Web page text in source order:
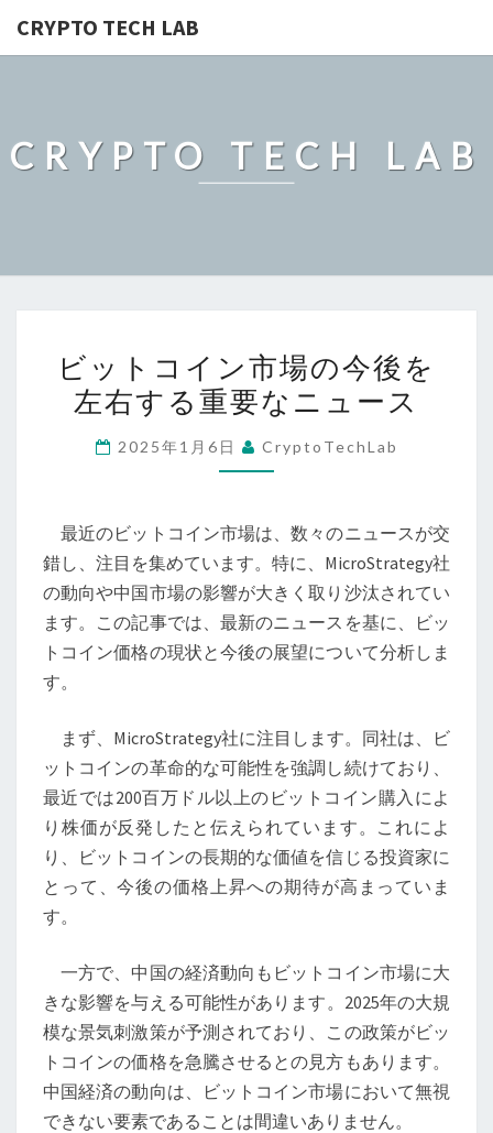
CRYPTO TECH LAB
CRYPTO TECH LAB
ッ
ト
イ
市
場
の
今
後
右
す
る
重
要
ー
ス
ビットコイン市場の今後を
左右する重要なニュース
2025年1月6日 CryptoTechLab
最近のビットコイン市場は、数々のニュースが交
錯し、注目を集めています。特に、MicroStrategy社
の動向や中国市場の影響が大きく取り沙汰されてい
ます。この記事では、最新のニュースを基に、ビッ
トコイン価格の現状と今後の展望について分析しま
す。
まず、MicroStrategy社に注目します。同社は、ビ
ットコインの革命的な可能性を強調し続けており、
最近では200百万ドル以上のビットコイン購入によ
り株価が反発したと伝えられています。これによ
り、ビットコインの長期的な価値を信じる投資家に
とって、今後の価格上昇への期待が高まっていま
す。
一方で、中国の経済動向もビットコイン市場に大
きな影響を与える可能性があります。2025年の大規
模な景気刺激策が予測されており、この政策がビッ
トコインの価格を急騰させるとの見方もあります。
中国経済の動向は、ビットコイン市場において無視
できない要素であることは間違いありません。